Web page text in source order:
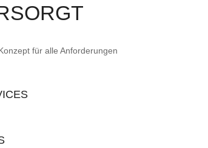
für alle Anforderungen